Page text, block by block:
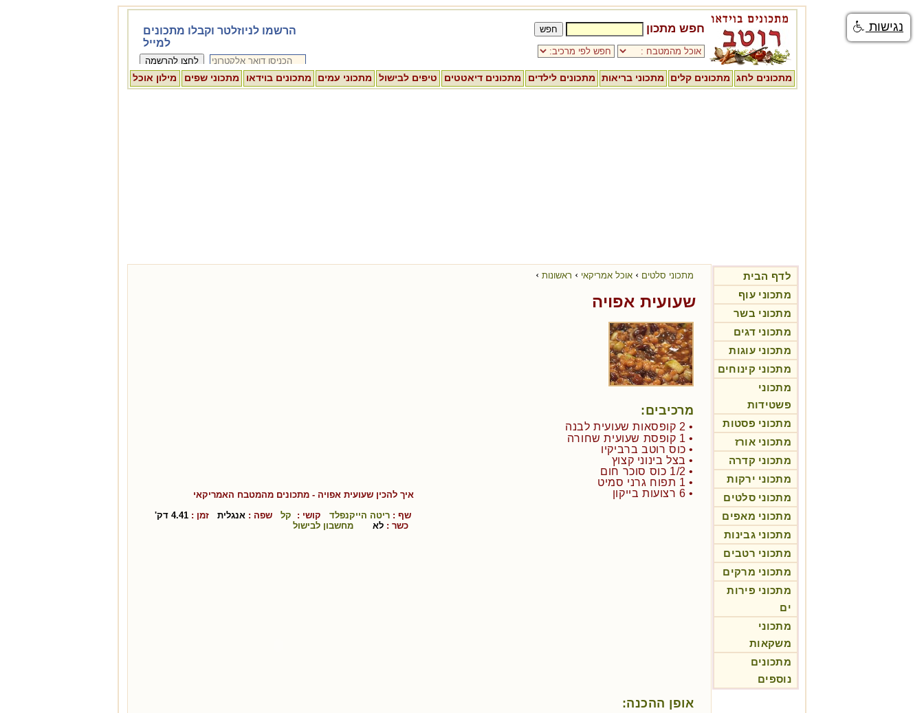
חפש מתכון
מתכונים לחג מתכונים קלים מתכוני בריאות מתכונים לילדים מתכונים דיאטטים טיפים לבישול מתכוני עמים מתכונים בוידאו מתכוני שפים מילון אוכל
לדף הבית
מתכוני עוף
מתכוני בשר
מתכוני דגים
מתכוני עוגות
מתכוני קינוחים
מתכוני
פשטידות
מתכוני פסטות
מתכוני אורז
מתכוני קדרה
מתכוני ירקות
מתכוני סלטים
מתכוני מאפים
מתכוני גבינות
מתכוני רטבים
מתכוני מרקים
מתכוני פירות
ים
מתכוני
משקאות
מתכונים
נוספים
מתכוני סלטים › אוכל אמריקאי › ראשונות ›
שעועית אפויה
מרכיבים:
• 2 קופסאות שעועית לבנה
• 1 קופסת שעועית שחורה
• כוס רוטב ברביקיו
• בצל בינוני קצוץ
• 1/2 כוס סוכר חום
• 1 תפוח גרני סמיט
• 6 רצועות בייקון
אופן ההכנה:
איך להכין שעועית אפויה - מתכונים מהמטבח האמריקאי
שף : ריטה הייקנפלד קושי : קל שפה : אנגלית זמן : 4.41 דק'
כשר : לא מחשבון לבישול
נגישות